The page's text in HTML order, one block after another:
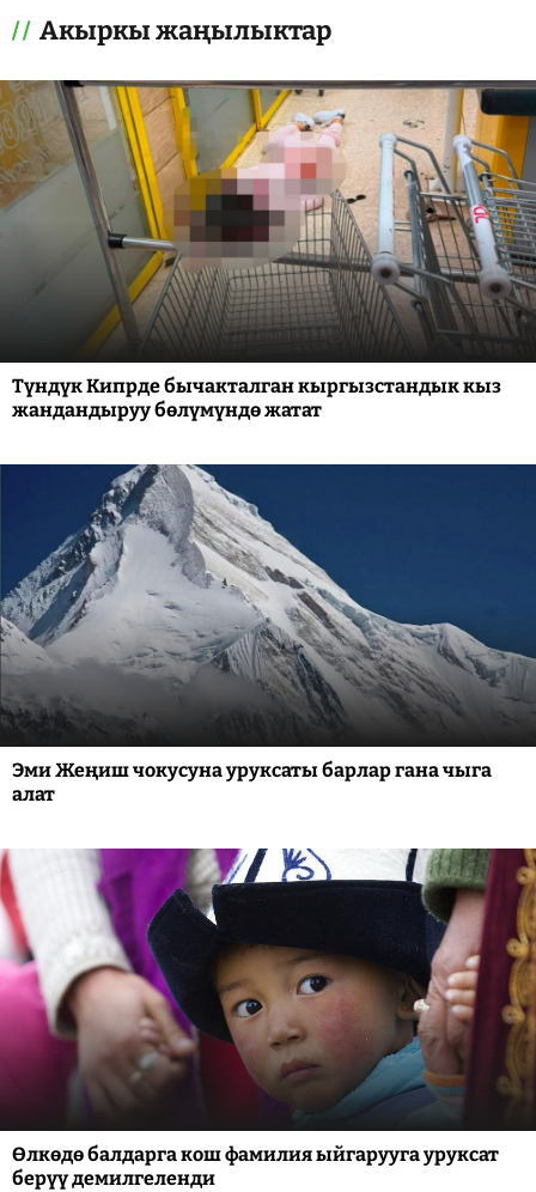
Акыркы жаңылыктар
Түндүк Кипрде бычакталган кыргызстандык кыз
жандандыруу бөлүмүндө жатат
Эми Жеңиш чокусуна уруксаты барлар гана чыга
алат
Өлкөдө балдарга кош фамилия ыйгарууга уруксат
берүү демилгеленди